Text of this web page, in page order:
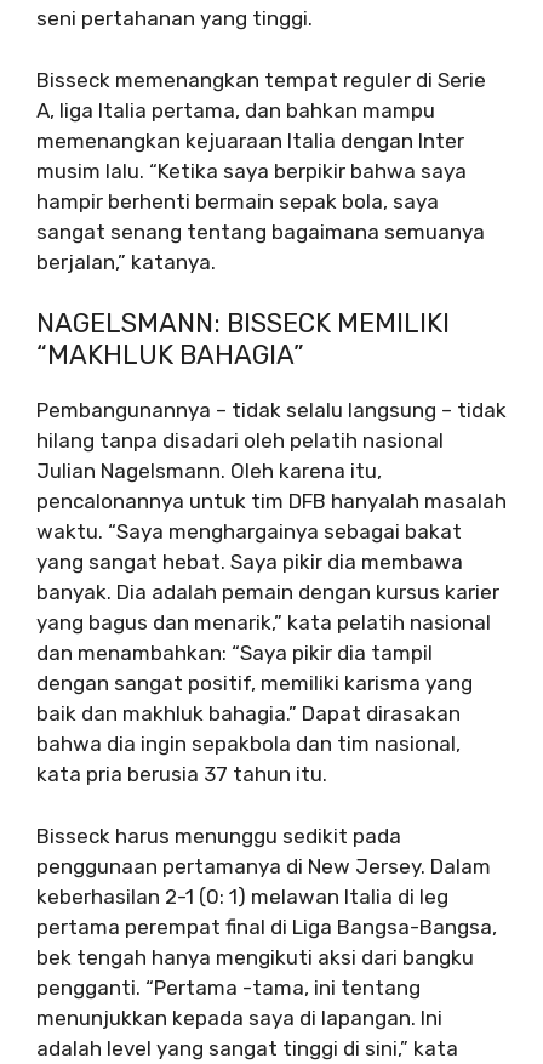
seni pertahanan yang tinggi.
Bisseck memenangkan tempat reguler di Serie
A, liga Italia pertama, dan bahkan mampu
memenangkan kejuaraan Italia dengan Inter
musim lalu. “Ketika saya berpikir bahwa saya
hampir berhenti bermain sepak bola, saya
sangat senang tentang bagaimana semuanya
berjalan,” katanya.
NAGELSMANN: BISSECK MEMILIKI
“MAKHLUK BAHAGIA”
Pembangunannya – tidak selalu langsung – tidak
hilang tanpa disadari oleh pelatih nasional
Julian Nagelsmann. Oleh karena itu,
pencalonannya untuk tim DFB hanyalah masalah
waktu. “Saya menghargainya sebagai bakat
yang sangat hebat. Saya pikir dia membawa
banyak. Dia adalah pemain dengan kursus karier
yang bagus dan menarik,” kata pelatih nasional
dan menambahkan: “Saya pikir dia tampil
dengan sangat positif, memiliki karisma yang
baik dan makhluk bahagia.” Dapat dirasakan
bahwa dia ingin sepakbola dan tim nasional,
kata pria berusia 37 tahun itu.
Bisseck harus menunggu sedikit pada
penggunaan pertamanya di New Jersey. Dalam
keberhasilan 2-1 (0: 1) melawan Italia di leg
pertama perempat final di Liga Bangsa-Bangsa,
bek tengah hanya mengikuti aksi dari bangku
pengganti. “Pertama -tama, ini tentang
menunjukkan kepada saya di lapangan. Ini
adalah level yang sangat tinggi di sini,” kata